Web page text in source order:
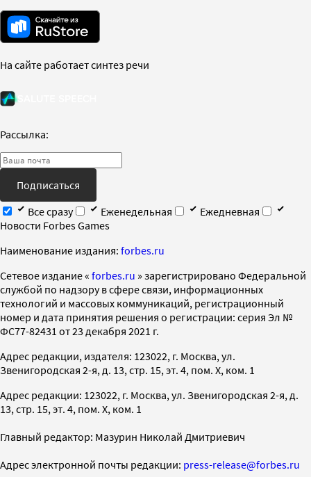
На сайте работает синтез речи
Рассылка:
Подписаться
Все сразу
Еженедельная
Ежедневная
Новости Forbes Games
Наименование издания: forbes.ru
Cетевое издание « forbes.ru » зарегистрировано Федеральной
службой по надзору в сфере связи, информационных
технологий и массовых коммуникаций, регистрационный
номер и дата принятия решения о регистрации: серия Эл №
ФС77-82431 от 23 декабря 2021 г.
Адрес редакции, издателя: 123022, г. Москва, ул.
Звенигородская 2-я, д. 13, стр. 15, эт. 4, пом. X, ком. 1
Адрес редакции: 123022, г. Москва, ул. Звенигородская 2-я, д.
13, стр. 15, эт. 4, пом. X, ком. 1
Главный редактор: Мазурин Николай Дмитриевич
Адрес электронной почты редакции: press-release@forbes.ru